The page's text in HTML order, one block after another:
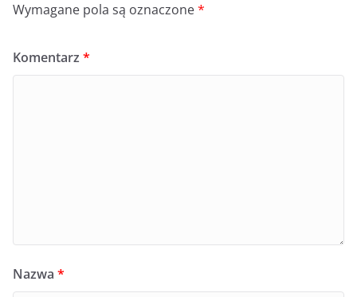
Wymagane pola są oznaczone*
Komentarz *
Nazwa *